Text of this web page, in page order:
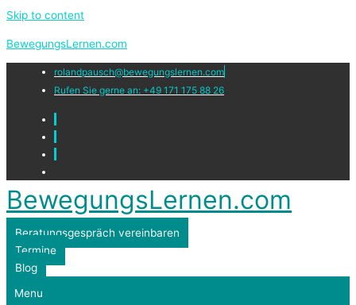
Skip to content
BewegungsLernen.com
rolandpausch@bewegungslernen.com
Rufen Sie gerne an: +49 171 175 88 26
BewegungsLernen.com
Beratungsgespräch vereinbaren
Termine
Blog
Menu